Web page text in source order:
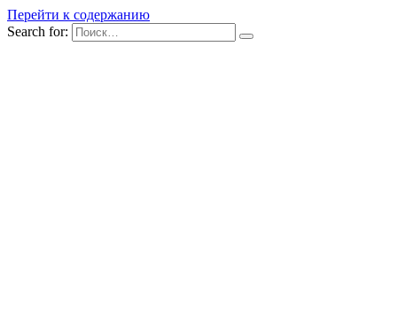
Перейти к содержанию
Search for: